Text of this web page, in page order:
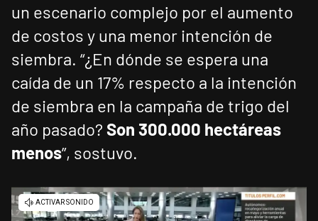
un escenario complejo por el aumento
de costos y una menor intención de
siembra. “¿En dónde se espera una
caída de un 17% respecto a la intención
de siembra en la campaña de trigo del
año pasado? Son 300.000 hectáreas
menos”, sostuvo.